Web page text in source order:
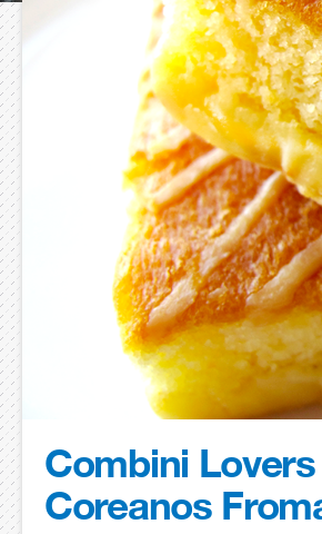
Combini
Coreanos